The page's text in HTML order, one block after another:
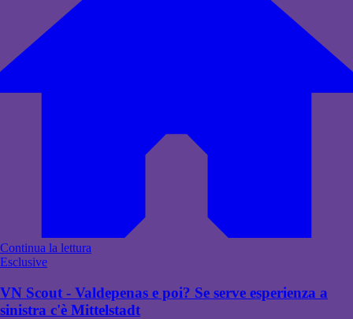
Continua la lettura
Esclusive
VN Scout - Valdepenas e poi? Se serve esperienza a
sinistra c'è Mittelstadt